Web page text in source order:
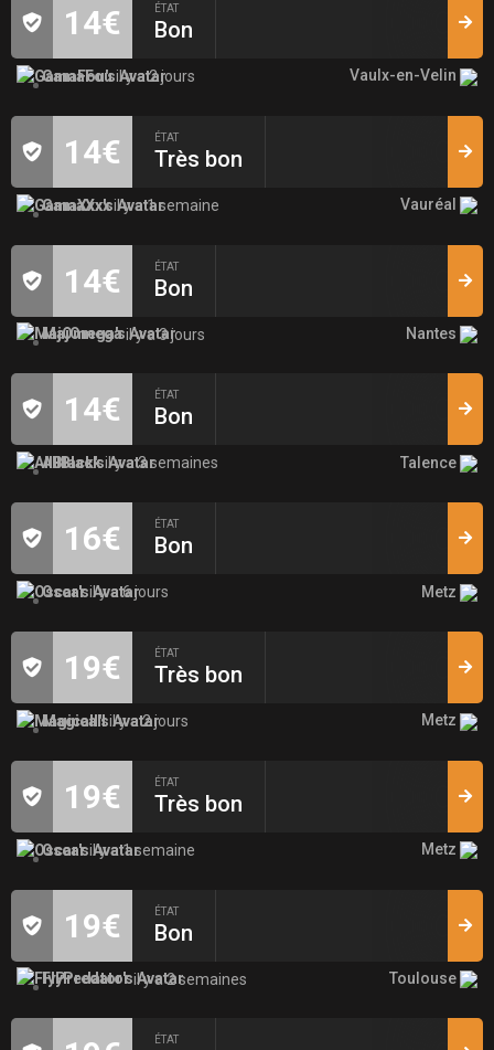
14€ ÉTAT
Bon
GamaFouil y a 2 jours Vaulx-en-Velin
14€ ÉTAT
Très bon
GamaXxxil y a 1 semaine Vauréal
14€ ÉTAT
Bon
MajOmegail y a 3 jours Nantes
14€ ÉTAT
Bon
AllBlackil y a 3 semaines Talence
16€ ÉTAT
Bon
Oscaril y a 6 jours Metz
19€ ÉTAT
Très bon
Magicallil y a 2 jours Metz
19€ ÉTAT
Très bon
Oscaril y a 1 semaine Metz
19€ ÉTAT
Bon
FlyPredatoril y a 2 semaines Toulouse
ÉTAT